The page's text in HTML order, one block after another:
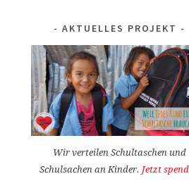
AKTUELLES PROJEKT
Wir verteilen Schultaschen und
Schulsachen an Kinder. Jetzt